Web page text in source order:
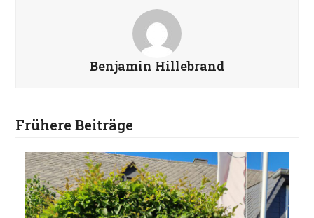
Benjamin Hillebrand
Frühere Beiträge